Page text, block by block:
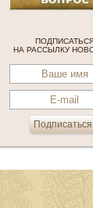
НА РАССЫЛКУ